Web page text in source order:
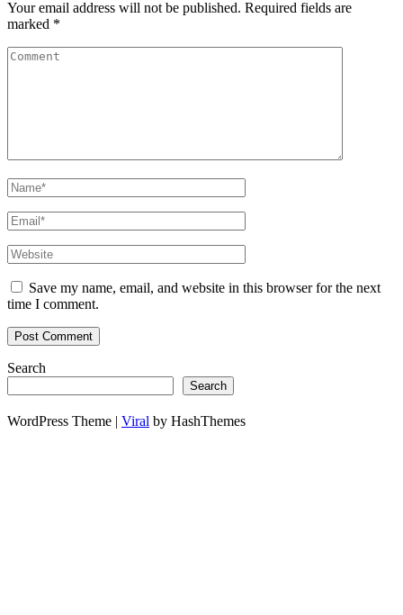
Your email address will not be published. Required fields are
marked *
Save my name, email, and website in this browser for the next
time I comment.
Search
Search
WordPress Theme | Viral by HashThemes